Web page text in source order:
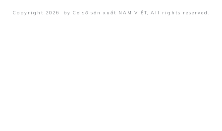
Copyright 2026 by Cơ sở sản xuất NAM VIỆT , All rights reserved.